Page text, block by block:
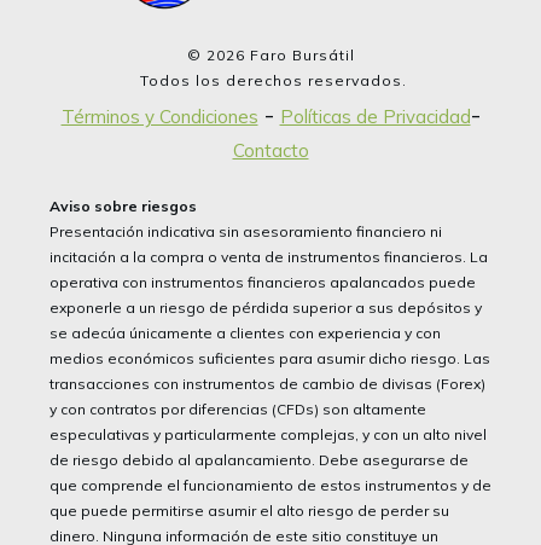
Términos y Condiciones - Políticas de Privacidad-
Contacto
© 2026 Faro Bursátil
Todos los derechos reservados.
Aviso sobre riesgos
Presentación indicativa sin asesoramiento financiero ni
incitación a la compra o venta de instrumentos financieros. La
operativa con instrumentos financieros apalancados puede
exponerle a un riesgo de pérdida superior a sus depósitos y
se adecúa únicamente a clientes con experiencia y con
medios económicos suficientes para asumir dicho riesgo. Las
transacciones con instrumentos de cambio de divisas (Forex)
y con contratos por diferencias (CFDs) son altamente
especulativas y particularmente complejas, y con un alto nivel
de riesgo debido al apalancamiento. Debe asegurarse de
que comprende el funcionamiento de estos instrumentos y de
que puede permitirse asumir el alto riesgo de perder su
dinero. Ninguna información de este sitio constituye un